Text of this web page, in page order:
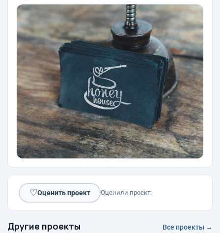
♡Оценить проект Оценили проект:
Другие проекты Все проекты →